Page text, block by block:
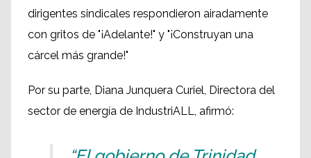
dirigentes sindicales respondieron airadamente
con gritos de "¡Adelante!" y "¡Construyan una
cárcel más grande!"
Por su parte, Diana Junquera Curiel, Directora del
sector de energía de IndustriALL, afirmó: